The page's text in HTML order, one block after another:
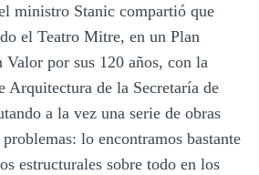
ministro Stanic compartió que
el Teatro Mitre, en un Plan
Valor por sus 120 años, con la
Arquitectura de la Secretaría de
a la vez una serie de obras
lo encontramos bastante
estructurales sobre todo en los